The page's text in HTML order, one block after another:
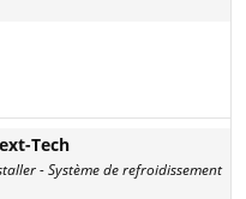
Tech
- Système de refroidissement